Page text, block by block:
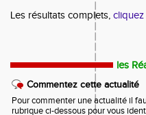
Les résultats complets, cliquez
les
Commentez cette actualité
Pour commenter une actualité il
rubrique ci-dessous pour vous